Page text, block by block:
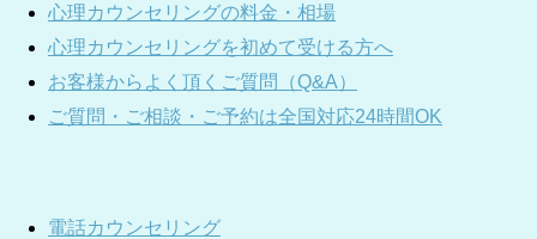
心理カウンセリングの料金・相場
心理カウンセリングを初めて受ける方へ
お客様からよく頂くご質問（Q&A）
ご質問・ご相談・ご予約は全国対応24時間OK
電話カウンセリング